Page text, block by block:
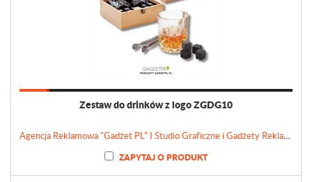
Zestaw do drinków z logo ZGDG10
Agencja Reklamowa "Gadżet PL" I Studio Graficzne i Gadżety Reklamowe
ZAPYTAJ O PRODUKT